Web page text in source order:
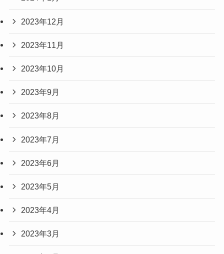
2023年12月
2023年11月
2023年10月
2023年9月
2023年8月
2023年7月
2023年6月
2023年5月
2023年4月
2023年3月